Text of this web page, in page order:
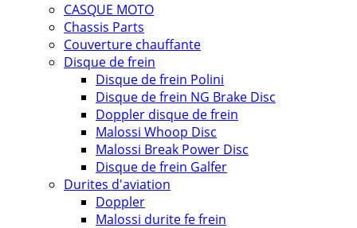
CASQUE MOTO
Chassis Parts
Couverture chauffante
Disque de frein
Disque de frein Polini
Disque de frein NG Brake Disc
Doppler disque de frein
Malossi Whoop Disc
Malossi Break Power Disc
Disque de frein Galfer
Durites d'aviation
Doppler
Malossi durite fe frein